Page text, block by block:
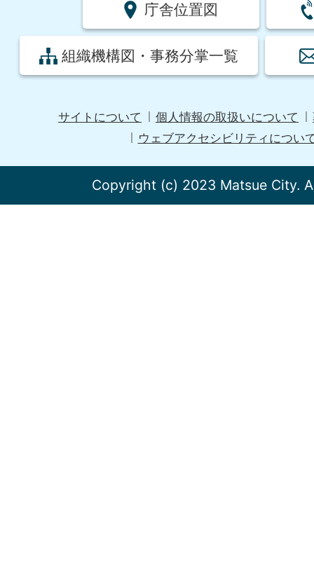
庁舎位置図
組織機構図・事務分掌一覧
サイトについて 個人情報の取扱いについて
ウェブアクセシビリティについ
Copyright (c) 2023 Matsue City.